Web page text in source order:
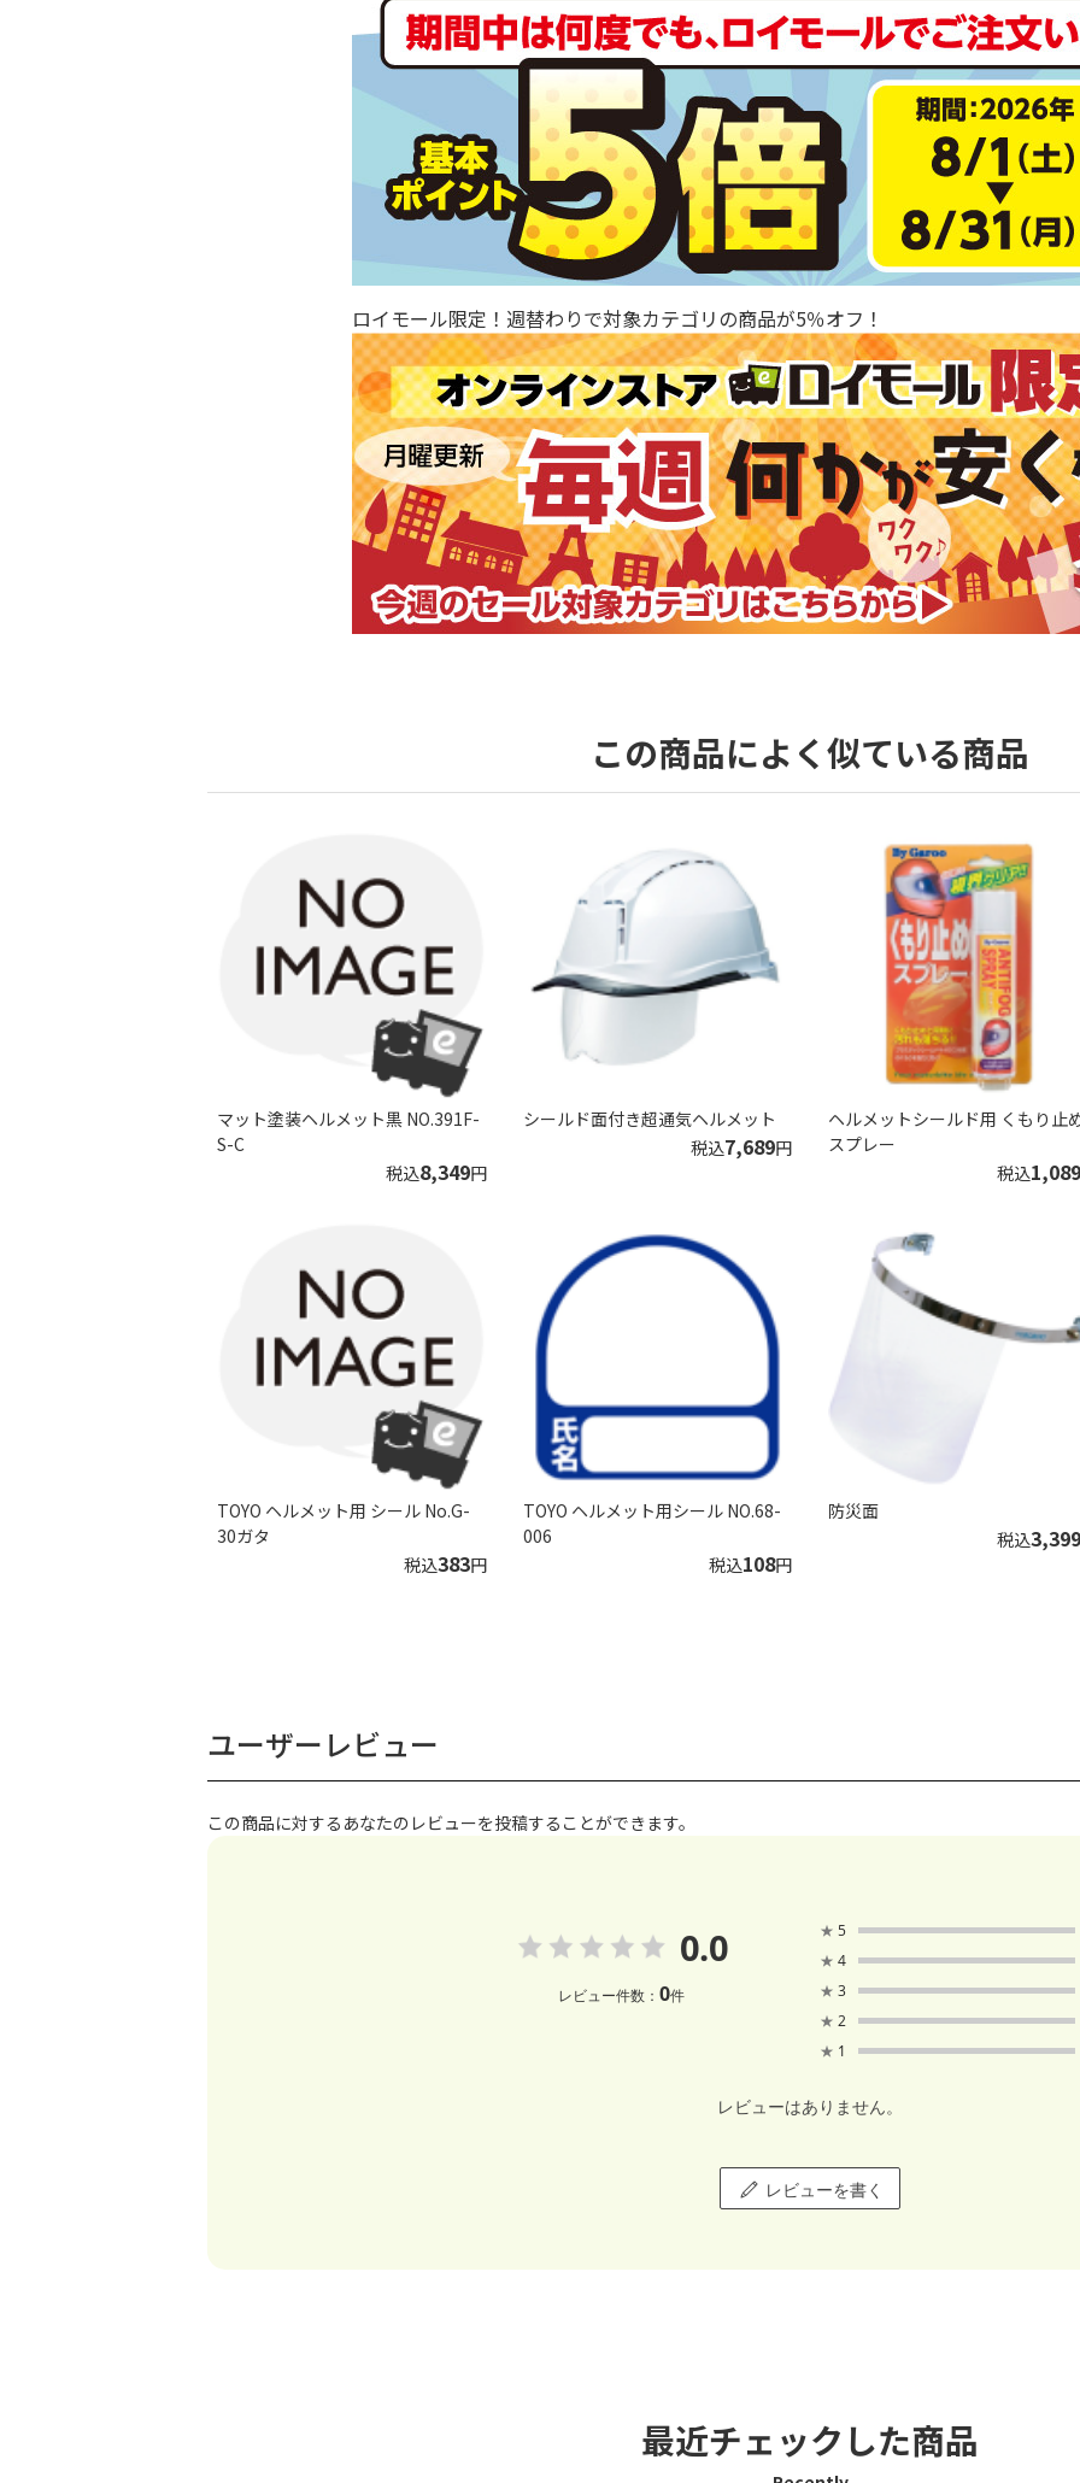
ロイモール限定！週替わりで対象カテゴリの商品が5％オフ！
この商品によく似ている商品
マット塗装ヘルメット黒 NO.391F-
S-C
税込8,349円
シールド面付き超通気ヘルメット
税込7,689円
ヘルメットシールド用 くもり止
スプレー
税込1,089
TOYO ヘルメット用 シール No.G-
30ガタ
税込383円
TOYO ヘルメット用シール NO.68-
006
税込108円
防災面
税込3,399
ユーザーレビュー
この商品に対するあなたのレビューを投稿することができます。
0.0
レビュー件数： 0件
★ 5
★ 4
★ 3
★ 2
★ 1
レビューはありません。
レビューを書く
最近チェックした商品